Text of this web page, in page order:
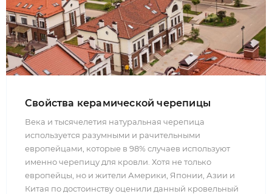
Свойства керамической черепицы
Века и тысячелетия натуральная черепица
используется разумными и рачительными
европейцами, которые в 98% случаев используют
именно черепицу для кровли. Хотя не только
европейцы, но и жители Америки, Японии, Азии и
Китая по достоинству оценили данный кровельный